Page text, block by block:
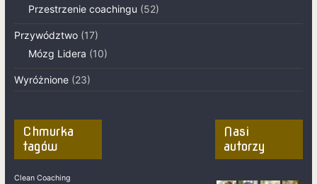
Przestrzenie coachingu (52)
Przywództwo(17)
Mózg Lidera (10)
Wyróżnione(23)
Chmurka
tagów
Clean Coaching
Nasi
autorzy